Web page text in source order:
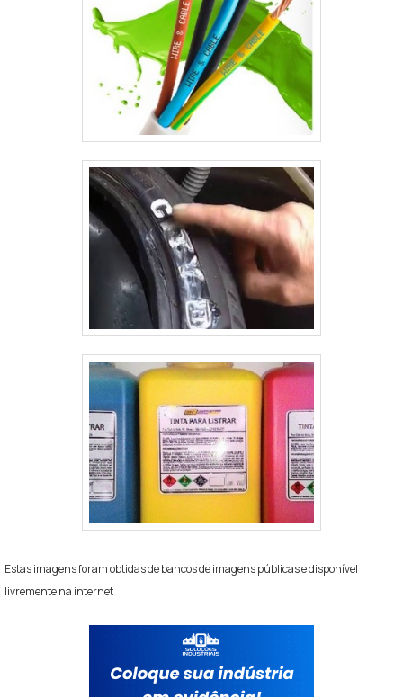
Estas imagens foram obtidas de bancos de imagens públicas e disponível
livremente na internet